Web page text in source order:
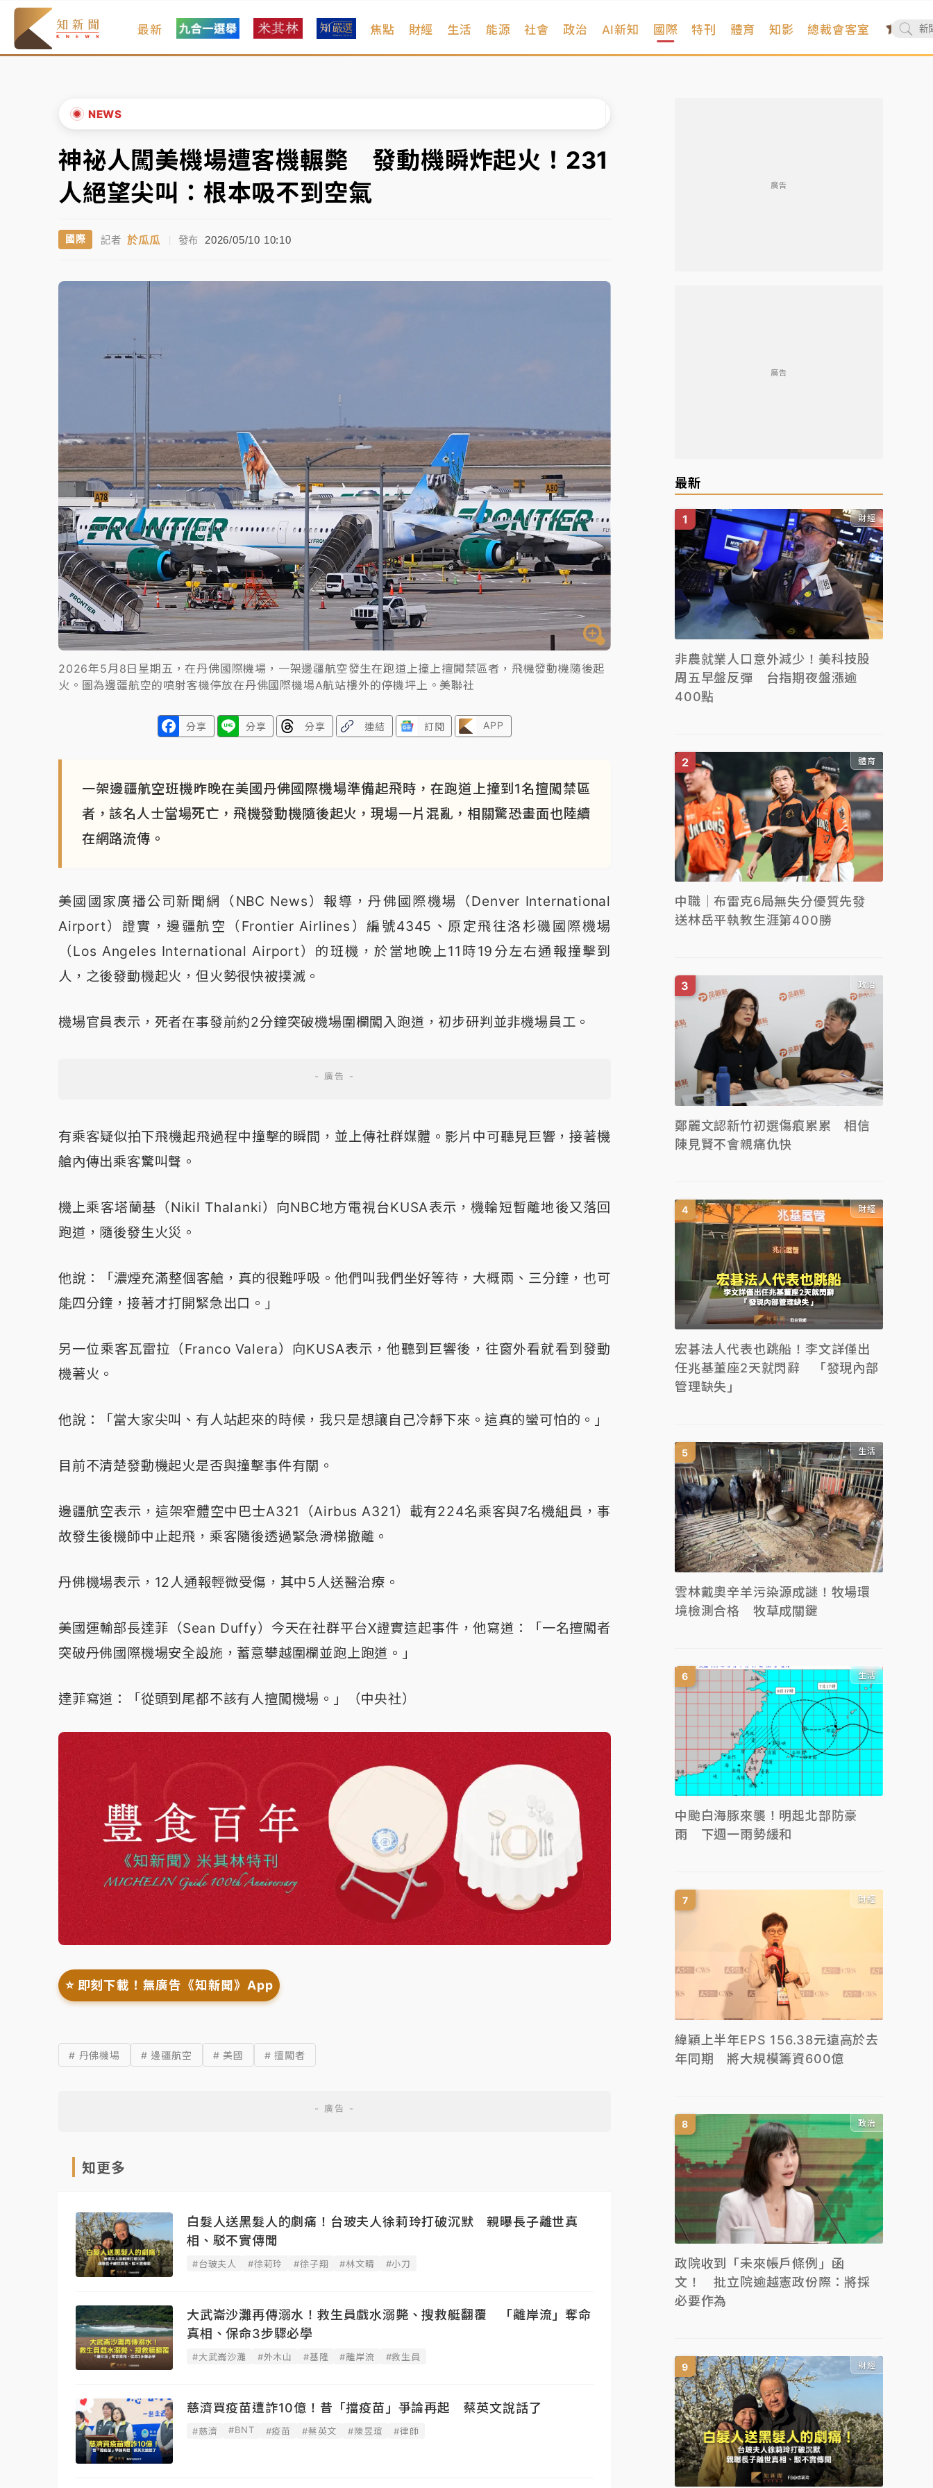
最新 焦點 財經 生活 能源 社會 政治 AI新知 國際 特刊 體育 知影 總裁會客室
NEWS
中信慈善基金會想增加董事人數！辜仲諒向法院聲請遭駁 理由曝光
故宮《龍藏經》特展第2檔！今線上預約開賣一度塞車 周六起展出延長至晚上7時
台東農業處長涉圖利渡假村！東檢抗告成功 今重開羈押庭
女律師陳昱瑄詐慈濟10億！黃金158kg遭查扣畫面曝光
故宮《龍藏經》特展第2檔！今線上預約開賣一度塞車 周六起展出延長至晚上7時
父親節泡湯了！中颱白海豚雨彈轟3天 「紅到發紫」降雨熱區曝
▼
神祕人闖美機場遭客機輾斃 發動機瞬炸起火！231
人絕望尖叫：根本吸不到空氣
國際 記者 於瓜瓜 | 發布 2026/05/10 10:10
2026年5月8日星期五，在丹佛國際機場，一架邊疆航空發生在跑道上撞上擅闖禁區者，飛機發動機隨後起
火。圖為邊疆航空的噴射客機停放在丹佛國際機場A航站樓外的停機坪上。美聯社
分享 分享 分享 連結 訂閱 APP
一架邊疆航空班機昨晚在美國丹佛國際機場準備起飛時，在跑道上撞到1名擅闖禁區
者，該名人士當場死亡，飛機發動機隨後起火，現場一片混亂，相關驚恐畫面也陸續
在網路流傳。
美國國家廣播公司新聞網（NBC News）報導，丹佛國際機場（Denver International
Airport）證實，邊疆航空（Frontier Airlines）編號4345、原定飛往洛杉磯國際機場
（Los Angeles International Airport）的班機，於當地晚上11時19分左右通報撞擊到
人，之後發動機起火，但火勢很快被撲滅。
機場官員表示，死者在事發前約2分鐘突破機場圍欄闖入跑道，初步研判並非機場員工。
有乘客疑似拍下飛機起飛過程中撞擊的瞬間，並上傳社群媒體。影片中可聽見巨響，接著機
艙內傳出乘客驚叫聲。
機上乘客塔蘭基（Nikil Thalanki）向NBC地方電視台KUSA表示，機輪短暫離地後又落回
跑道，隨後發生火災。
他說：「濃煙充滿整個客艙，真的很難呼吸。他們叫我們坐好等待，大概兩、三分鐘，也可
能四分鐘，接著才打開緊急出口。」
另一位乘客瓦雷拉（Franco Valera）向KUSA表示，他聽到巨響後，往窗外看就看到發動
機著火。
他說：「當大家尖叫、有人站起來的時候，我只是想讓自己冷靜下來。這真的蠻可怕的。」
目前不清楚發動機起火是否與撞擊事件有關。
邊疆航空表示，這架窄體空中巴士A321（Airbus A321）載有224名乘客與7名機組員，事
故發生後機師中止起飛，乘客隨後透過緊急滑梯撤離。
丹佛機場表示，12人通報輕微受傷，其中5人送醫治療。
美國運輸部長達菲（Sean Duffy）今天在社群平台X證實這起事件，他寫道：「一名擅闖者
突破丹佛國際機場安全設施，蓄意攀越圍欄並跑上跑道。」
達菲寫道：「從頭到尾都不該有人擅闖機場。」（中央社）
⭐️ 即刻下載！無廣告《知新聞》App
# 丹佛機場 # 邊疆航空 # 美國 # 擅闖者
知更多
白髮人送黑髮人的劇痛！台玻夫人徐莉玲打破沉默 親曝長子離世真
相、駁不實傳聞
#台玻夫人 #徐莉玲 #徐子翔 #林文晴 #小刀
大武崙沙灘再傳溺水！救生員戲水溺斃、搜救艇翻覆 「離岸流」奪命
真相、保命3步驟必學
#大武崙沙灘 #外木山 #基隆 #離岸流 #救生員
慈濟買疫苗遭詐10億！昔「擋疫苗」爭論再起 蔡英文說話了
#慈濟 #BNT #疫苗 #蔡英文 #陳昱瑄 #律師
廣告
廣告
最新
財經
非農就業人口意外減少！美科技股
周五早盤反彈 台指期夜盤漲逾
400點
體育
中職｜布雷克6局無失分優質先發
送林岳平執教生涯第400勝
政治
鄭麗文認新竹初選傷痕累累 相信
陳見賢不會親痛仇快
財經
宏碁法人代表也跳船！李文詳僅出
任兆基董座2天就閃辭 「發現內部
管理缺失」
生活
雲林戴奧辛羊污染源成謎！牧場環
境檢測合格 牧草成關鍵
生活
中颱白海豚來襲！明起北部防豪
雨 下週一雨勢緩和
財經
緯穎上半年EPS 156.38元遠高於去
年同期 將大規模籌資600億
政治
政院收到「未來帳戶條例」函
文！ 批立院逾越憲政份際：將採
必要作為
財經